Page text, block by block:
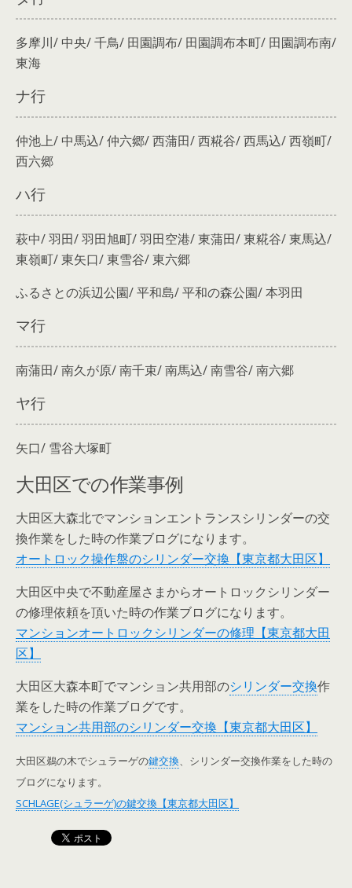
多摩川/ 中央/ 千鳥/ 田園調布/ 田園調布本町/ 田園調布南/
東海
ナ行
仲池上/ 中馬込/ 仲六郷/ 西蒲田/ 西糀谷/ 西馬込/ 西嶺町/
西六郷
ハ行
萩中/ 羽田/ 羽田旭町/ 羽田空港/ 東蒲田/ 東糀谷/ 東馬込/
東嶺町/ 東矢口/ 東雪谷/ 東六郷
ふるさとの浜辺公園/ 平和島/ 平和の森公園/ 本羽田
マ行
南蒲田/ 南久が原/ 南千束/ 南馬込/ 南雪谷/ 南六郷
ヤ行
矢口/ 雪谷大塚町
大田区での作業事例
大田区大森北でマンションエントランスシリンダーの交
換作業をした時の作業ブログになります。
オートロック操作盤のシリンダー交換【東京都大田区】
大田区中央で不動産屋さまからオートロックシリンダー
の修理依頼を頂いた時の作業ブログになります。
マンションオートロックシリンダーの修理【東京都大田
区】
大田区大森本町でマンション共用部のシリンダー交換作
業をした時の作業ブログです。
マンション共用部のシリンダー交換【東京都大田区】
大田区鵜の木でシュラーゲの鍵交換、シリンダー交換作業をした時の
ブログになります。
SCHLAGE(シュラーゲ)の鍵交換【東京都大田区】